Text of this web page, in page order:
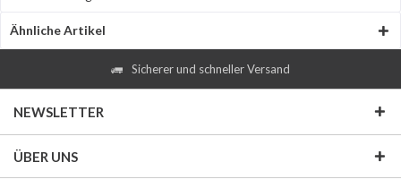
Ähnliche Artikel
Sicherer und schneller Versand
NEWSLETTER
ÜBER UNS